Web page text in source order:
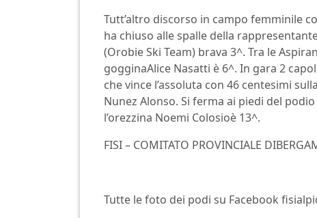
Tutt’altro discorso in campo femminile
ha chiuso alle spalle della
(Orobie Ski Team) brava 3^. Tra le
gogginaAlice Nasatti è 6^. In gara 2
che vince l’assoluta con 46 centesimi
Nunez Alonso. Si ferma ai piedi del
l’orezzina Noemi Colosioè 13^.
FISI – COMITATO PROVINCIALE
Tutte le foto dei podi su Facebook